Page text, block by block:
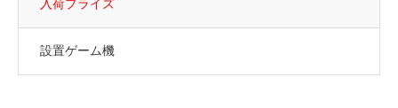
入荷プライズ
設置ゲーム機